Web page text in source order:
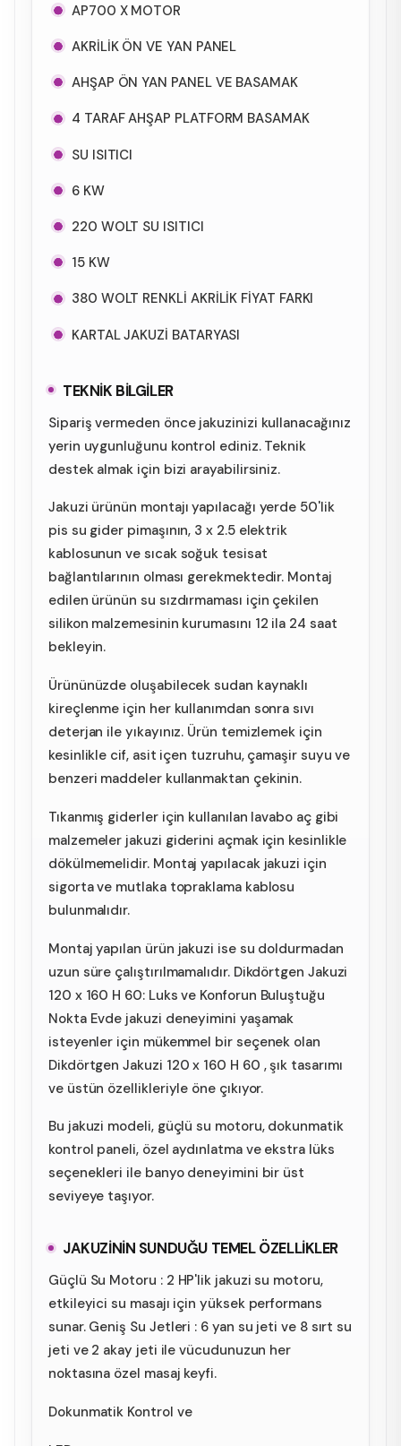
AP700 X MOTOR
AKRİLİK ÖN VE YAN PANEL
AHŞAP ÖN YAN PANEL VE BASAMAK
4 TARAF AHŞAP PLATFORM BASAMAK
SU ISITICI
6 KW
220 WOLT SU ISITICI
15 KW
380 WOLT RENKLİ AKRİLİK FİYAT FARKI
KARTAL JAKUZİ BATARYASI
TEKNİK BİLGİLER
Sipariş vermeden önce jakuzinizi kullanacağınız
yerin uygunluğunu kontrol ediniz. Teknik
destek almak için bizi arayabilirsiniz.
Jakuzi ürünün montajı yapılacağı yerde 50'lik
pis su gider pimaşının, 3 x 2.5 elektrik
kablosunun ve sıcak soğuk tesisat
bağlantılarının olması gerekmektedir. Montaj
edilen ürünün su sızdırmaması için çekilen
silikon malzemesinin kurumasını 12 ila 24 saat
bekleyin.
Ürününüzde oluşabilecek sudan kaynaklı
kireçlenme için her kullanımdan sonra sıvı
deterjan ile yıkayınız. Ürün temizlemek için
kesinlikle cif, asit içen tuzruhu, çamaşir suyu ve
benzeri maddeler kullanmaktan çekinin.
Tıkanmış giderler için kullanılan lavabo aç gibi
malzemeler jakuzi giderini açmak için kesinlikle
dökülmemelidir. Montaj yapılacak jakuzi için
sigorta ve mutlaka topraklama kablosu
bulunmalıdır.
Montaj yapılan ürün jakuzi ise su doldurmadan
uzun süre çalıştırılmamalıdır. Dikdörtgen Jakuzi
120 x 160 H 60: Luks ve Konforun Buluştuğu
Nokta Evde jakuzi deneyimini yaşamak
isteyenler için mükemmel bir seçenek olan
Dikdörtgen Jakuzi 120 x 160 H 60 , şık tasarımı
ve üstün özellikleriyle öne çıkıyor.
Bu jakuzi modeli, güçlü su motoru, dokunmatik
kontrol paneli, özel aydınlatma ve ekstra lüks
seçenekleri ile banyo deneyimini bir üst
seviyeye taşıyor.
JAKUZİNİN SUNDUĞU TEMEL ÖZELLİKLER
Güçlü Su Motoru : 2 HP'lik jakuzi su motoru,
etkileyici su masajı için yüksek performans
sunar. Geniş Su Jetleri : 6 yan su jeti ve 8 sırt su
jeti ve 2 akay jeti ile vücudunuzun her
noktasına özel masaj keyfi.
Dokunmatik Kontrol ve